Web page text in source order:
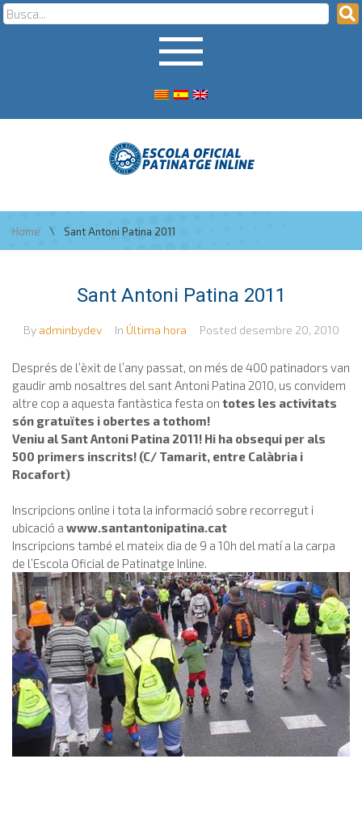
Home \ Sant Antoni Patina 2011
Sant Antoni Patina 2011
By adminbydev In Última hora Posted desembre 20, 2010
Després de l’èxit de l’any passat, on més de 400 patinadors van
gaudir amb nosaltres del sant Antoni Patina 2010, us convidem
altre cop a aquesta fantàstica festa on totes les activitats
són gratuïtes i obertes a tothom!
Veniu al Sant Antoni Patina 2011! Hi ha obsequi per als
500 primers inscrits! (C/ Tamarit, entre Calàbria i
Rocafort)
Inscripcions online i tota la informació sobre recorregut i
ubicació a www.santantonipatina.cat
Inscripcions també el mateix dia de 9 a 10h del matí a la carpa
de l’Escola Oficial de Patinatge Inline.